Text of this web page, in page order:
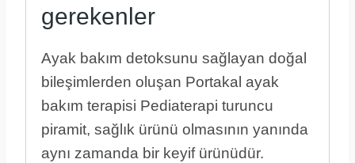
gerekenler
Ayak bakım detoksunu sağlayan doğal
bileşimlerden oluşan Portakal ayak
bakım terapisi Pediaterapi turuncu
piramit, sağlık ürünü olmasının yanında
aynı zamanda bir keyif ürünüdür.